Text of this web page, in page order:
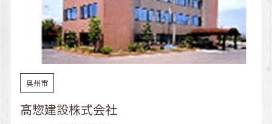
奥州市
髙惣建設株式会社